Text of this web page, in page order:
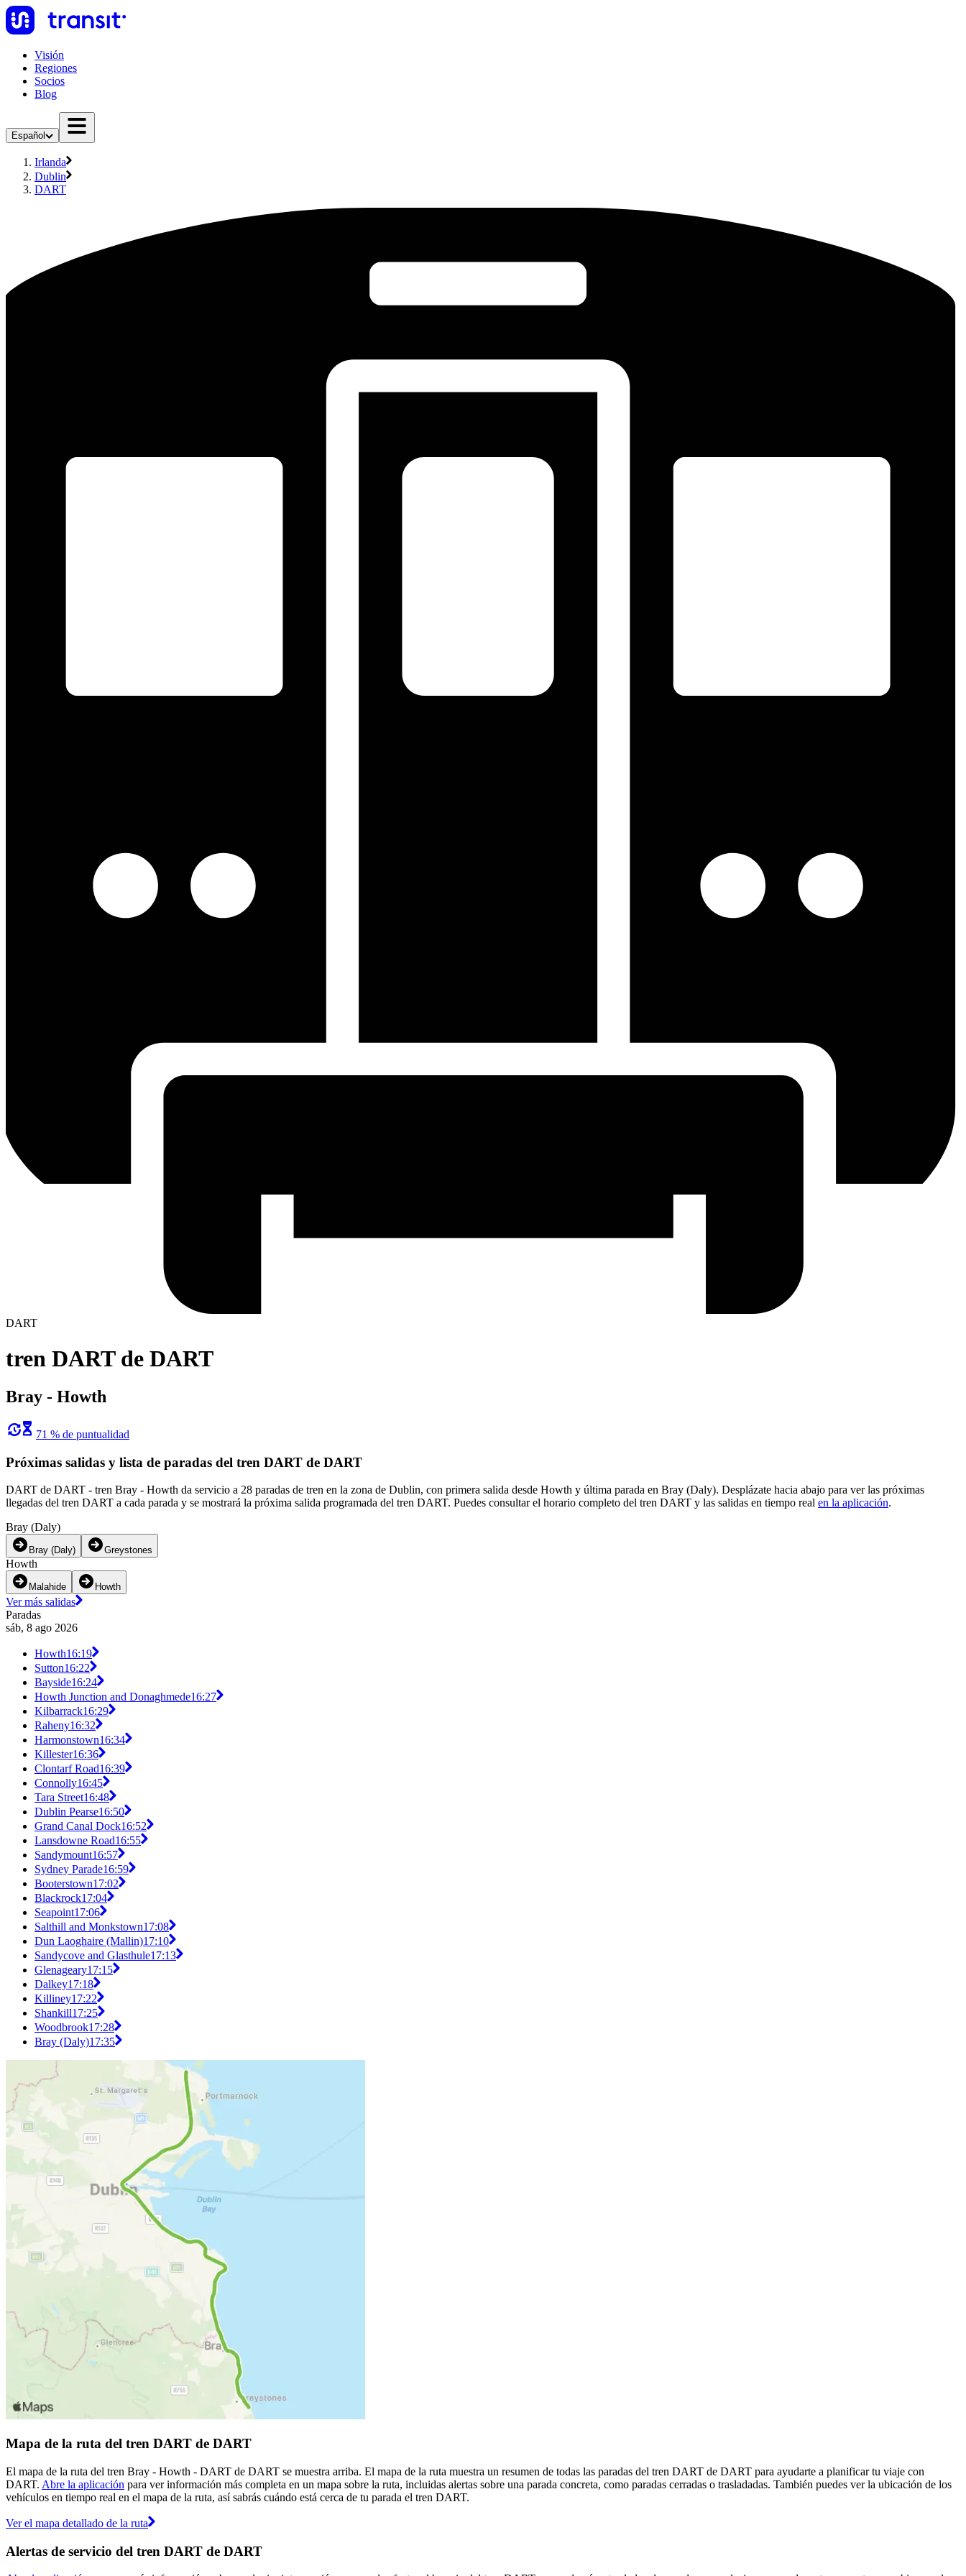
Visión
Regiones
Socios
Blog
Español
Irlanda
Dublin
DART
DART
tren DART de DART
Bray - Howth
71 % de puntualidad
Próximas salidas y lista de paradas del tren DART de DART
DART de DART - tren Bray - Howth da servicio a 28 paradas de tren en la zona de Dublin, con primera salida desde Howth y última parada en Bray (Daly). Desplázate hacia abajo para ver las próximas
llegadas del tren DART a cada parada y se mostrará la próxima salida programada del tren DART. Puedes consultar el horario completo del tren DART y las salidas en tiempo real en la aplicación.
Bray (Daly)
Bray (Daly) Greystones
Howth
Malahide Howth
Ver más salidas
Paradas
sáb, 8 ago 2026
Howth16:19
Sutton16:22
Bayside16:24
Howth Junction and Donaghmede16:27
Kilbarrack16:29
Raheny16:32
Harmonstown16:34
Killester16:36
Clontarf Road16:39
Connolly16:45
Tara Street16:48
Dublin Pearse16:50
Grand Canal Dock16:52
Lansdowne Road16:55
Sandymount16:57
Sydney Parade16:59
Booterstown17:02
Blackrock17:04
Seapoint17:06
Salthill and Monkstown17:08
Dun Laoghaire (Mallin)17:10
Sandycove and Glasthule17:13
Glenageary17:15
Dalkey17:18
Killiney17:22
Shankill17:25
Woodbrook17:28
Bray (Daly)17:35
Mapa de la ruta del tren DART de DART
El mapa de la ruta del tren Bray - Howth - DART de DART se muestra arriba. El mapa de la ruta muestra un resumen de todas las paradas del tren DART de DART para ayudarte a planificar tu viaje con
DART. Abre la aplicación para ver información más completa en un mapa sobre la ruta, incluidas alertas sobre una parada concreta, como paradas cerradas o trasladadas. También puedes ver la ubicación de los
vehículos en tiempo real en el mapa de la ruta, así sabrás cuándo está cerca de tu parada el tren DART.
Ver el mapa detallado de la ruta
Alertas de servicio del tren DART de DART